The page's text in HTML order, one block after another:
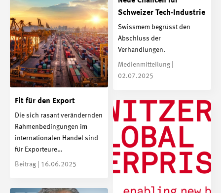
Schweizer Tech-Industrie
Swissmem begrüsst den
Abschluss der
Verhandlungen.
Medienmitteilung |
02.07.2025
Fit für den Export
Die sich rasant verändernden
Rahmenbedingungen im
internationalen Handel sind
für Exporteure…
Beitrag | 16.06.2025